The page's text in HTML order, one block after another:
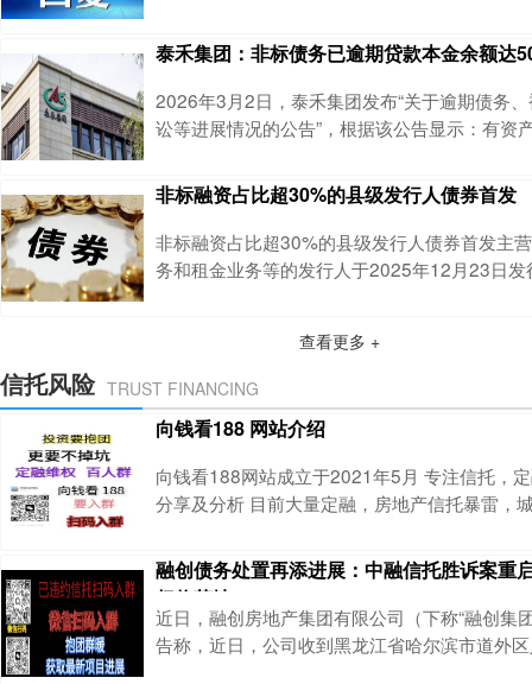
步公告，证实公司实控人俞发祥因涉嫌犯罪，
取刑事强制措施。尽管官方未直接披露具体案
俞发祥被查与“祥源系”旗下公司相关金融产品
关。据称，这些产品的总规模可能超过百亿元
泰禾集团：非标债务已逾期贷款本金余额达
2026年3月2日，泰禾集团发布“关于逾期债务
讼等进展情况的公告”，根据该公告显示：有资
司逾期有息负债本金余额达715.78亿元，债务
这一数字不仅是泰禾自身困境的写照，更是行
区的典型样本。从结构看，逾期债务呈现高度
征：非标逾期500.07亿元
非标融资占比超30%的县级发行人债券首发
非标融资占比超30%的县级发行人债券首发主
务和租金业务等的发行人于2025年12月23日
无异议函，金额为3亿元，审核时间约为5个月
特点：一、区域概况根据企业预警通的统计数
级市2024年GDP为443
查看更多 +
信托风险 TRUST FINANCING
向钱看188 网站介绍
向钱看188网站成立于2021年5月 专注信托，
分享及分析 目前大量定融，房地产信托暴雷，
做更好的选择，网站不收取投资人的任何费用
资群，如有需要可扫描二维码获取 网站宗旨是
安全第一 您想找到本网站时可百度：
融创债务处置再添进展：中融信托胜诉案重
权将落地
近日，融创房地产集团有限公司（下称“融创集
告称，近日，公司收到黑龙江省哈尔滨市道外